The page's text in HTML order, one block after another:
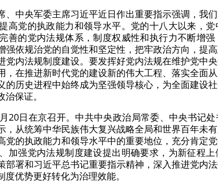
、中央军委主席习近平近日作出重要指示强调，我
高党的执政能力和领导水平。党的十八大以来，
善的党内法规体系，制度权威性和执行力不断增
强依规治党的自觉性和坚定性，把牢政治方向，提
党内法规制度建设。要发挥好党内法规在维护党中
，在推进新时代党的建设新的伟大工程、落实全面
的历史进程中始终成为坚强领导核心，为全面建设
保证。
20日在京召开。中共中央政治局常委、中央书记
，从统筹中华民族伟大复兴战略全局和世界百年未
党的执政能力和领导水平中的重要地位，充分肯定
加强党内法规制度建设提出明确要求，为新征程
部署和习近平总书记重要指示精神，深入推进党内
优势更好转化为治理效能。